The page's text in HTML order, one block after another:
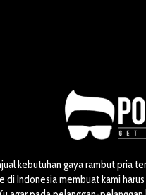
kebutuhan gaya rambut pria
Indonesia membuat kami